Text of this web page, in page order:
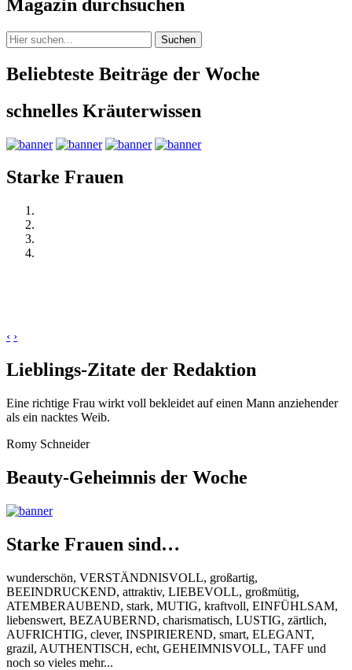
Magazin durchsuchen
Suchen
Beliebteste Beiträge der Woche
schnelles Kräuterwissen
Starke Frauen
‹ ›
Lieblings-Zitate der Redaktion
Eine richtige Frau wirkt voll bekleidet auf einen Mann anziehender
als ein nacktes Weib.
Romy Schneider
Beauty-Geheimnis der Woche
Starke Frauen sind…
wunderschön, VERSTÄNDNISVOLL, großartig,
BEEINDRUCKEND, attraktiv, LIEBEVOLL, großmütig,
ATEMBERAUBEND, stark, MUTIG, kraftvoll, EINFÜHLSAM,
liebenswert, BEZAUBERND, charismatisch, LUSTIG, zärtlich,
AUFRICHTIG, clever, INSPIRIEREND, smart, ELEGANT,
grazil, AUTHENTISCH, echt, GEHEIMNISVOLL, TAFF und
noch so vieles mehr...